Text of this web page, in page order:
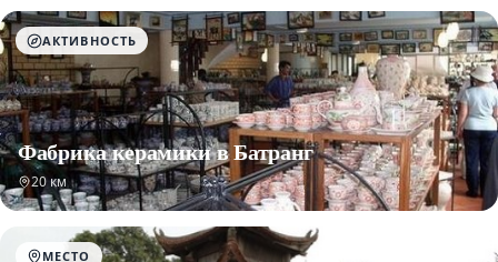
АКТИВНОСТЬ
Фабрика керамики в Батранг
20 км
МЕСТО